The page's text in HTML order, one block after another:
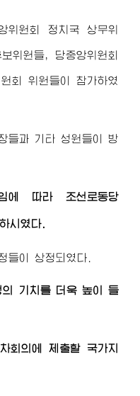
위원회 정치국 상무위
위원들, 당중앙위원회
회 위원들이 참가하였
들과 기타 성원들이 방
에 따라 조선로동당
시였다.
들이 상정되였다.
의 기치를 더욱 높이 들
회의에 제출할 국가지